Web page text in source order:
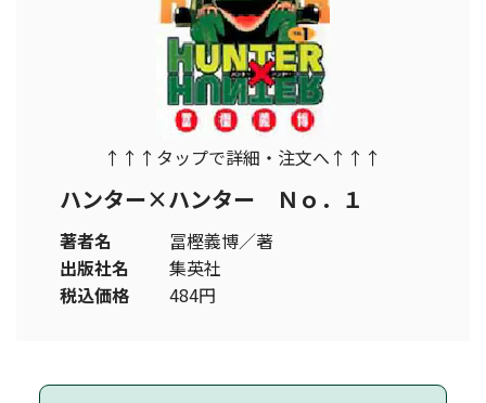
↑↑↑タップで詳細・注文へ↑↑↑
ハンター×ハンター Ｎｏ．１
著者名
冨樫義博／著
出版社名
集英社
税込価格
484円